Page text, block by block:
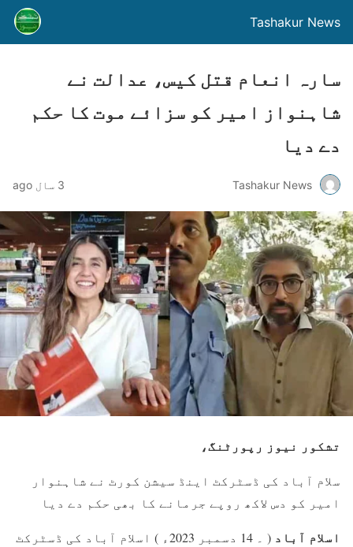
Tashakur News
سارہ انعام قتل کیس، عدالت نے
شاہنواز امیر کو سزائے موت کا حکم
دے دیا
Tashakur News 3 سال ago
تشکور نیوز رپورٹنگ،
سلام آباد کی ڈسٹرکٹ اینڈ سیشن کورٹ نے شاہنوار
امیر کو دس لاکھ روپے جرمانے کا بھی حکم دے دیا
اسلام آباد
( ۔ 14 دسمبر 2023ء ) اسلام آباد کی ڈسٹرکٹ